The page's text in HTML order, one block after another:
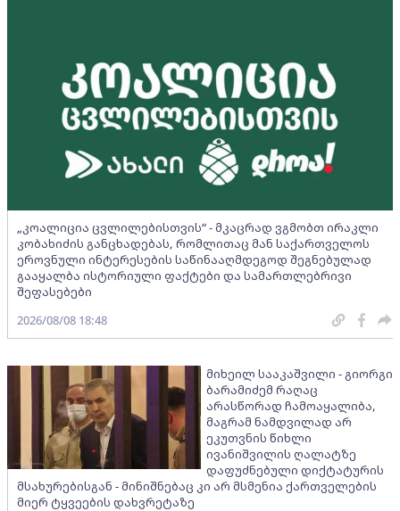
„კოალიცია ცვლილებისთვის“ - მკაცრად ვგმობთ ირაკლი
კობახიძის განცხადებას, რომლითაც მან საქართველოს
ეროვნული ინტერესების საწინააღმდეგოდ შეგნებულად
გააყალბა ისტორიული ფაქტები და სამართლებრივი
შეფასებები
2026/08/08 18:48
მიხეილ სააკაშვილი - გიორგი
ბარამიძემ რაღაც
არასწორად ჩამოაყალიბა,
მაგრამ ნამდვილად არ
ეკუთვნის წიხლი
ივანიშვილის ღალატზე
დაფუძნებული დიქტატურის
მსახურებისგან - მინიშნებაც კი არ მსმენია ქართველების
მიერ ტყვეების დახვრეტაზე